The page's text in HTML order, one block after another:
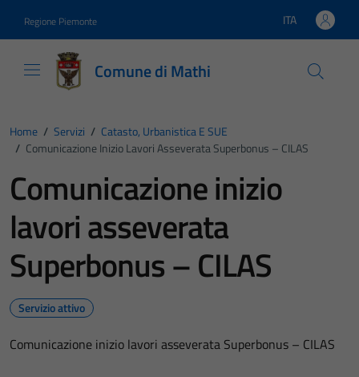
Regione Piemonte Lingua attiva:
ITA
Comune di Mathi
Home / Servizi / Catasto, Urbanistica E SUE
/ Comunicazione Inizio Lavori Asseverata Superbonus – CILAS
Comunicazione inizio
lavori asseverata
Superbonus – CILAS
Servizio attivo
Comunicazione inizio lavori asseverata Superbonus – CILAS